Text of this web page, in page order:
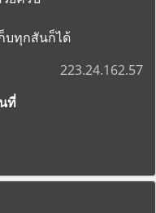
บทุกสันก็ได้
223.24.162.57
ที่